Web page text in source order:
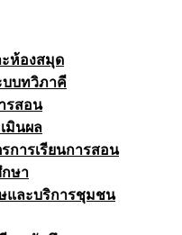
ห้องสมุด
บบทวิภาคี
รสอน
มินผล
ารเรียนการสอน
กษา
และบริการชุมชน